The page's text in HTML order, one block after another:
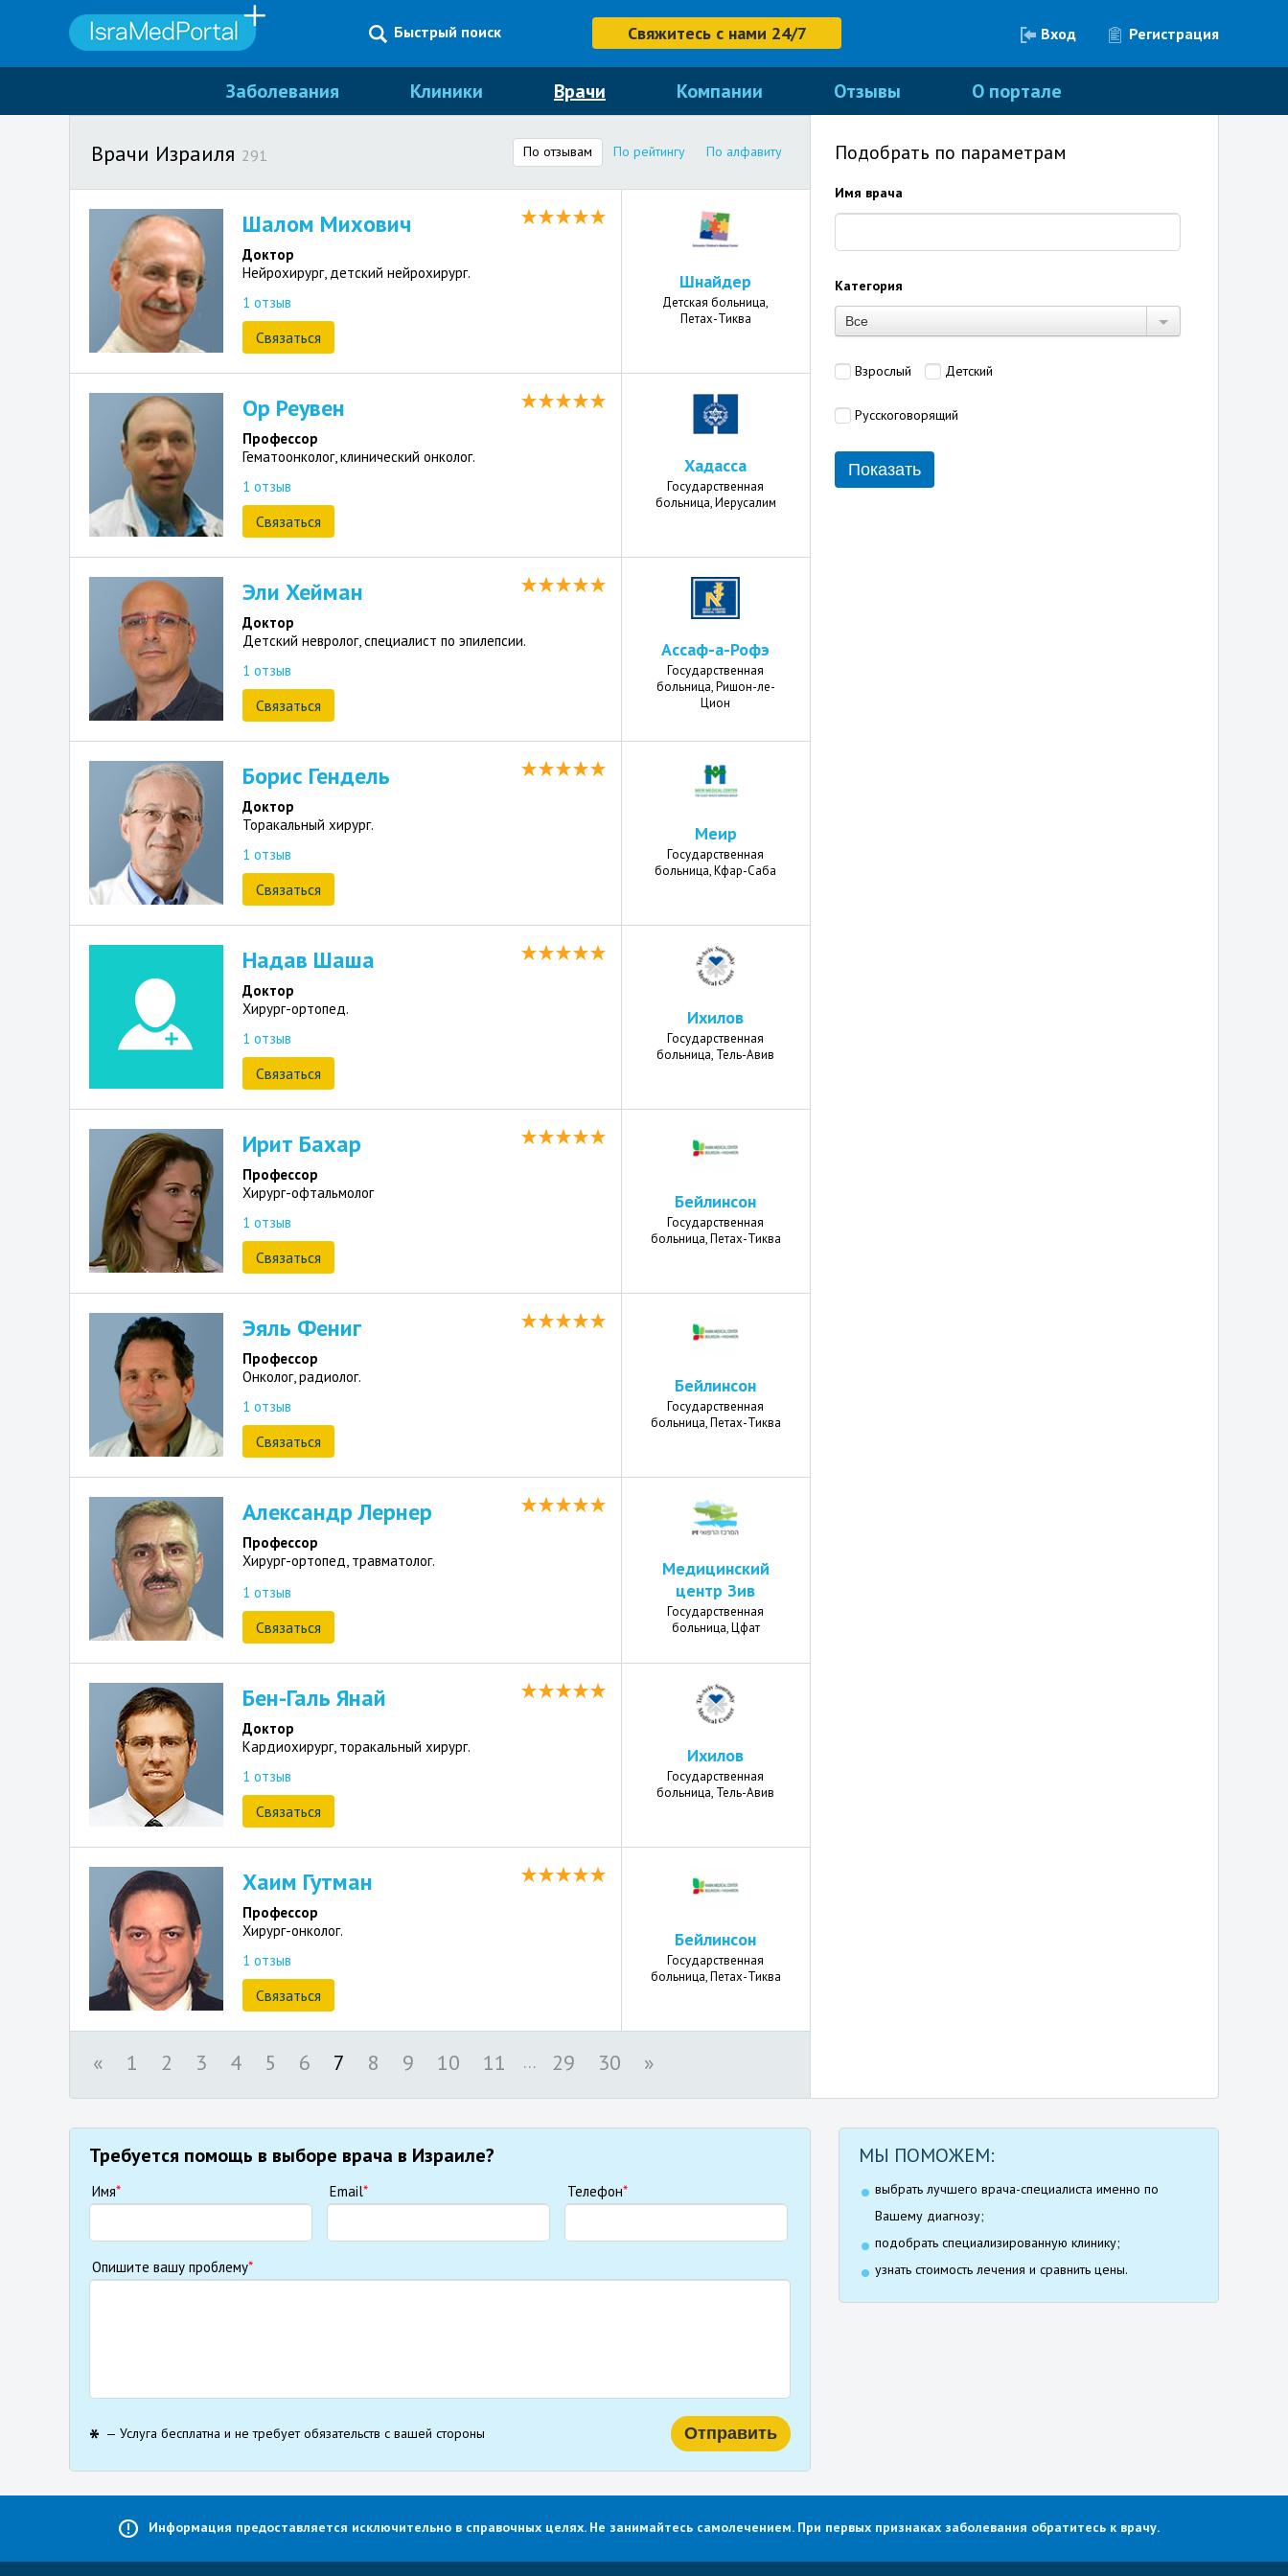
Регистрация
Вход
Быстрый поиск Свяжитесь с нами 24/7
Заболевания Клиники Врачи Компании Отзывы О портале
По отзывам По рейтингу По алфавиту
Врачи Израиля 291
Шалом Михович
Доктор
Нейрохирург, детский нейрохирург.
1 отзыв
Связаться
Шнайдер
Детская больница,
Петах-Тиква
Ор Реувен
Профессор
Гематоонколог, клинический онколог.
1 отзыв
Связаться
Хадасса
Государственная
больница, Иерусалим
Эли Хейман
Доктор
Детский невролог, специалист по эпилепсии.
1 отзыв
Связаться
Ассаф-а-Рофэ
Государственная
больница, Ришон-ле-
Цион
Борис Гендель
Доктор
Торакальный хирург.
1 отзыв
Связаться
Меир
Государственная
больница, Кфар-Саба
Надав Шаша
Доктор
Хирург-ортопед.
1 отзыв
Связаться
Ихилов
Государственная
больница, Тель-Авив
Ирит Бахар
Профессор
Хирург-офтальмолог
1 отзыв
Связаться
Бейлинсон
Государственная
больница, Петах-Тиква
Эяль Фениг
Профессор
Онколог, радиолог.
1 отзыв
Связаться
Бейлинсон
Государственная
больница, Петах-Тиква
Александр Лернер
Профессор
Хирург-ортопед, травматолог.
1 отзыв
Связаться
Медицинский
центр Зив
Государственная
больница, Цфат
Бен-Галь Янай
Доктор
Кардиохирург, торакальный хирург.
1 отзыв
Связаться
Ихилов
Государственная
больница, Тель-Авив
Хаим Гутман
Профессор
Хирург-онколог.
1 отзыв
Связаться
Бейлинсон
Государственная
больница, Петах-Тиква
« 1 2 3 4 5 6 7 8 9 10 11 . . . 29 30 »
Подобрать по параметрам
Имя врача
Категория
Все
Взрослый Детский
Русскоговорящий
Требуется помощь в выборе врача в Израиле?
Имя* Email* Телефон*
Опишите вашу проблему*
— Услуга бесплатна и не требует обязательств с вашей стороны
МЫ ПОМОЖЕМ:
выбрать лучшего врача-специалиста именно по
Вашему диагнозу;
подобрать специализированную клинику;
узнать стоимость лечения и сравнить цены.
Информация предоставляется исключительно в справочных целях. Не занимайтесь самолечением. При первых признаках заболевания обратитесь к врачу.